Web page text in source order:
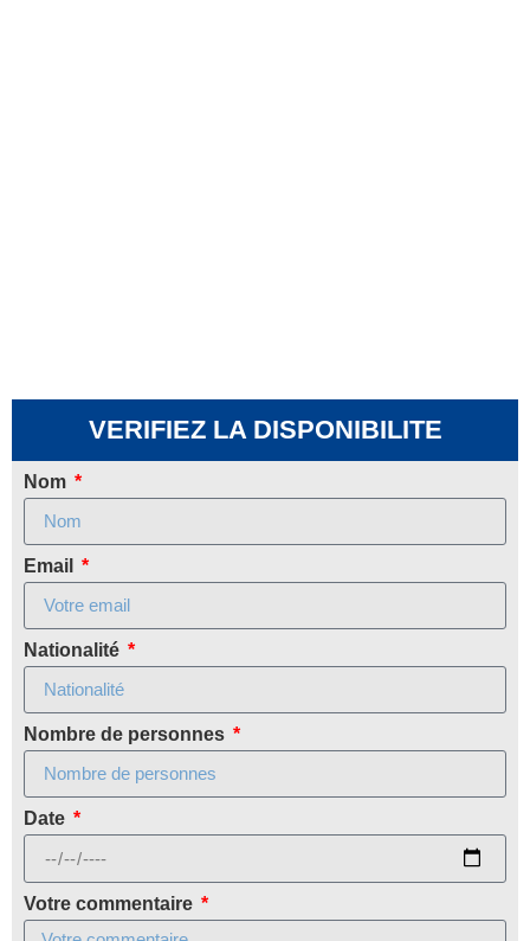
VERIFIEZ LA DISPONIBILITE
Nom
Email
Nationalité
Nombre de personnes
Date
Votre commentaire